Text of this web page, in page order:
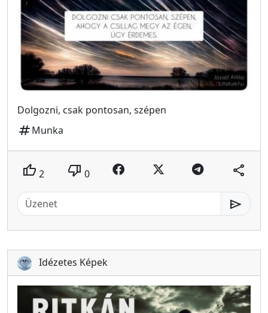
Dolgozni, csak pontosan, szépen
tagMunka
thumb_up 2 thumb_down 0 share
send
Idézetes Képek